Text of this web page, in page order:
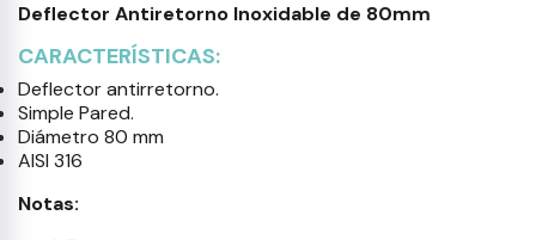
Deflector Antiretorno Inoxidable de 80mm
CARACTERÍSTICAS:
Deflector antirretorno.
Simple Pared.
Diámetro 80 mm
AISI 316
Notas: